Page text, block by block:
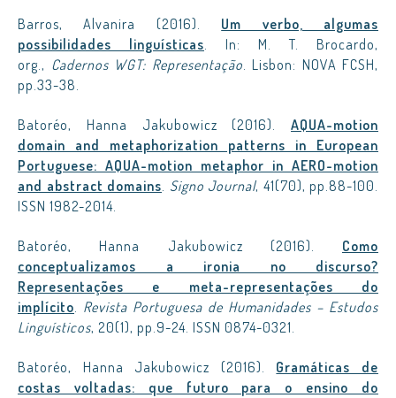
Barros, Alvanira (2016). Um verbo, algumas
possibilidades linguísticas. In: M. T. Brocardo,
org., Cadernos WGT: Representação. Lisbon: NOVA FCSH,
pp.33-38.
Batoréo, Hanna Jakubowicz (2016). AQUA-motion
domain and metaphorization patterns in European
Portuguese: AQUA-motion metaphor in AERO-motion
and abstract domains. Signo Journal, 41(70), pp.88-100.
ISSN 1982-2014.
Batoréo, Hanna Jakubowicz (2016). Como
conceptualizamos a ironia no discurso?
Representações e meta-representações do
implícito. Revista Portuguesa de Humanidades – Estudos
Linguísticos, 20(1), pp.9-24. ISSN 0874-0321.
Batoréo, Hanna Jakubowicz (2016). Gramáticas de
costas voltadas: que futuro para o ensino do